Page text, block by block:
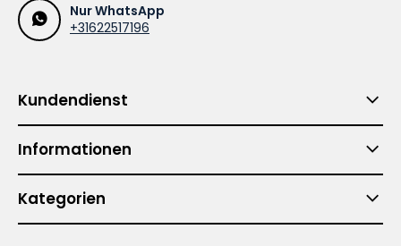
Nur WhatsApp
+31622517196
Kundendienst
Informationen
Kategorien